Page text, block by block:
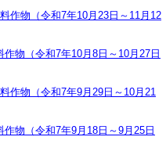
作物（令和7年10月23日～11月12
物（令和7年10月8日～10月27日
作物（令和7年9月29日～10月21
物（令和7年9月18日～9月25日